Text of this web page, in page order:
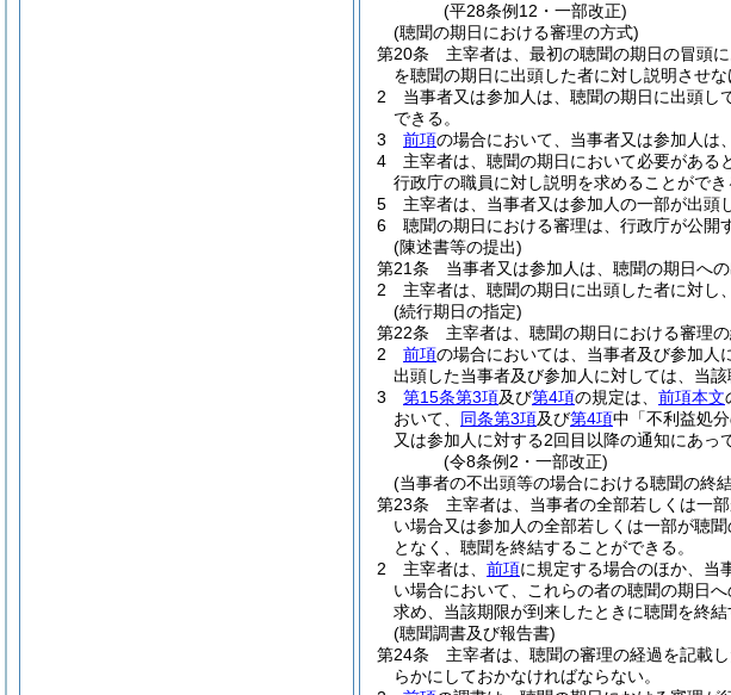
(平28条例12・一部改正)
(聴聞の期日における審理の方式)
第20条
主宰者は、最初の聴聞の期日の冒頭
を聴聞の期日に出頭した者に対し説明させな
2
当事者又は参加人は、聴聞の期日に出頭
できる。
3
前項の場合において、当事者又は参加人は
4
主宰者は、聴聞の期日において必要があ
行政庁の職員に対し説明を求めることができ
5
主宰者は、当事者又は参加人の一部が出頭
6
聴聞の期日における審理は、行政庁が公開
(陳述書等の提出)
第21条
当事者又は参加人は、聴聞の期日へ
2
主宰者は、聴聞の期日に出頭した者に対し
(続行期日の指定)
第22条
主宰者は、聴聞の期日における審理
2
前項の場合においては、当事者及び参加人
出頭した当事者及び参加人に対しては、当
3
第15条第3項及び第4項の規定は、 前項本文
おいて、 同条第3項及び第4項中「不利益処
又は参加人に対する2回目以降の通知にあっ
(令8条例2・一部改正)
(当事者の不出頭等の場合における聴聞の終
第23条
主宰者は、当事者の全部若しくは一
い場合又は参加人の全部若しくは一部が聴
となく、聴聞を終結することができる。
2
主宰者は、 前項に規定する場合のほか、当
い場合において、これらの者の聴聞の期日
求め、当該期限が到来したときに聴聞を終結
(聴聞調書及び報告書)
第24条
主宰者は、聴聞の審理の経過を記載
らかにしておかなければならない。